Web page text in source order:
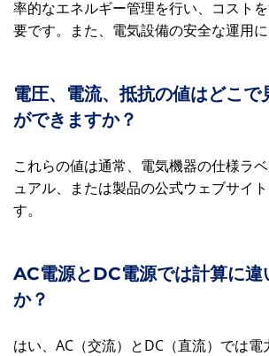
率的なエネルギー管理を行い、コスト
要です。また、電気設備の安全な運用に
電圧、電流、抵抗の値はどこで
ができますか？
これらの値は通常、電気機器の仕様ラ
ュアル、または製品の公式ウェブサイ
す。
AC電源とDC電源では計算に違
か？
はい、AC（交流）とDC（直流）では電